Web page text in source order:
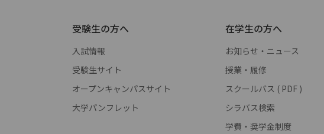
受験生の方へ
入試情報
受験生サイト
オープンキャンパスサイト
大学パンフレット
在学生の方へ
お知らせ・ニュース
授業・履修
スクールバス ( PDF )
シラバス検索
学費・奨学金制度